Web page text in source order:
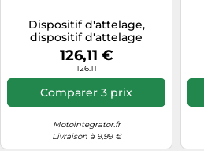
Dispositif d'attelage,
dispositif d'attelage
STEINHOF T-150
126,11 €
126.11
Comparer 3 prix
Motointegrator.fr
Livraison à 9,99 €